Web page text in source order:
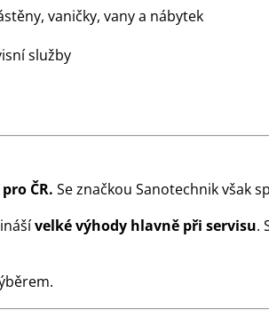
vaničky, vany a nábytek
služby
ČR. Se značkou Sanotechnik však
velké výhody hlavně při servisu.